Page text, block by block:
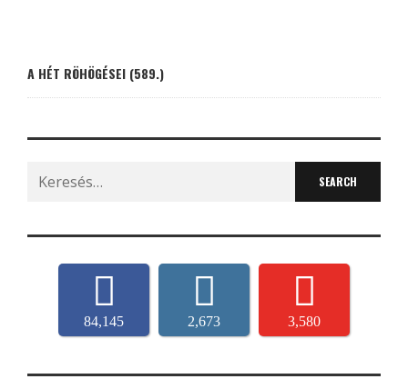
A HÉT RÖHÖGÉSEI (589.)
Search
for:
84,145 2,673 3,580